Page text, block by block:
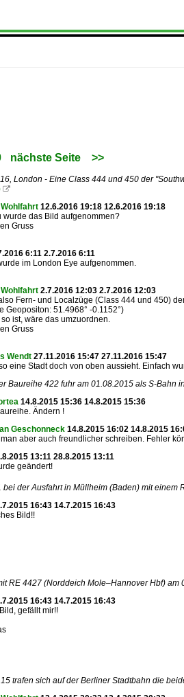
nächste Seite >>
London - Eine Class 444 und 450 der

12.6.2016 19:18 12.6.2016 19:18
wurde das Bild aufgenommen?
Gruss
6:11 2.7.2016 6:11
im London Eye aufgenommen.
2.7.2016 12:03 2.7.2016 12:03
Fern- und Localzüge (Class 444 und 450)
Geopositon: 51.4968° -0.1152°)
so ist, wäre das umzuordnen.
Gruss
Wendt 27.11.2016 15:47 27.11.2016 15:47
eine Stadt doch von oben aussieht. Einfach
Baureihe 422 fuhr am 01.08.2015 als S-Bahn
14.8.2015 15:36 14.8.2015 15:36
Ändern !
Geschonneck 14.8.2015 16:02 14.8.2015
aber auch freundlicher schreiben. Fehler
13:11 28.8.2015 13:11
geändert!
bei der Ausfahrt in Müllheim (Baden) mit einem
16:43 14.7.2015 16:43
Bild!!
RE 4427 (Norddeich Mole–Hannover Hbf)
16:43 14.7.2015 16:43
gefällt mir!!
trafen sich auf der Berliner Stadtbahn die